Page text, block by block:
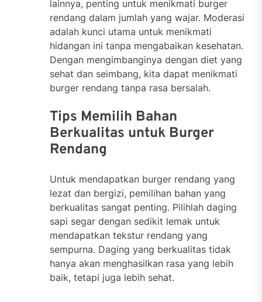
lainnya, penting untuk menikmati burger
rendang dalam jumlah yang wajar. Moderasi
adalah kunci utama untuk menikmati
hidangan ini tanpa mengabaikan kesehatan.
Dengan mengimbanginya dengan diet yang
sehat dan seimbang, kita dapat menikmati
burger rendang tanpa rasa bersalah.
Tips Memilih Bahan
Berkualitas untuk Burger
Rendang
Untuk mendapatkan burger rendang yang
lezat dan bergizi, pemilihan bahan yang
berkualitas sangat penting. Pilihlah daging
sapi segar dengan sedikit lemak untuk
mendapatkan tekstur rendang yang
sempurna. Daging yang berkualitas tidak
hanya akan menghasilkan rasa yang lebih
baik, tetapi juga lebih sehat.